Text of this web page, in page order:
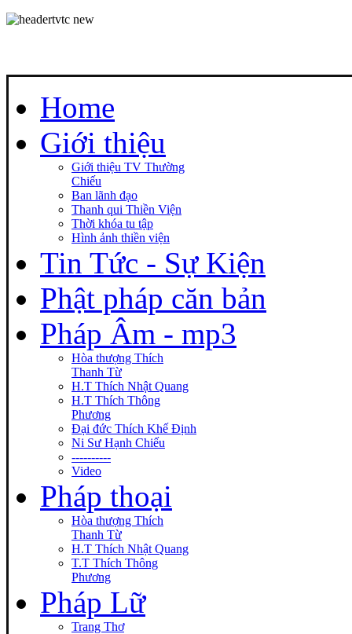
Home
Giới thiệu
Giới thiệu TV Thường
Chiếu
Ban lãnh đạo
Thanh qui Thiền Viện
Thời khóa tu tập
Hình ảnh thiền viện
Tin Tức - Sự Kiện
Phật pháp căn bản
Pháp Âm - mp3
Hòa thượng Thích
Thanh Từ
H.T Thích Nhật Quang
H.T Thích Thông
Phương
Đại đức Thích Khế Định
Ni Sư Hạnh Chiếu
----------
Video
Pháp thoại
Hòa thượng Thích
Thanh Từ
H.T Thích Nhật Quang
T.T Thích Thông
Phương
Pháp Lữ
Trang Thơ